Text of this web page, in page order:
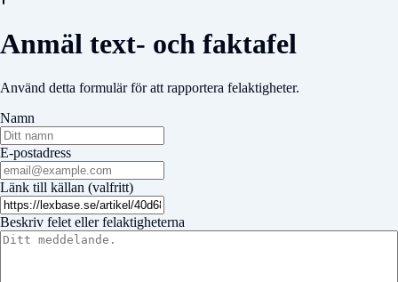
Anmäl text- och faktafel
Använd detta formulär för att rapportera felaktigheter.
Namn
E-postadress
Länk till källan (valfritt)
Beskriv felet eller felaktigheterna